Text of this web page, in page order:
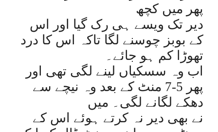
پھر میں کچھ
دیر تک ویسے ہی رک گیا اور اس
کے بوبز چوسنے لگا تاکہ اس کا درد
تھوڑا کم ہو جائے۔
اب وہ سسکیاں لینے لگی تھی اور
پھر 5-7 منٹ کے بعد وہ نیچے سے
دھکے لگانے لگی۔ میں
نے بھی دیر نہ کرتے ہوئے اس کے